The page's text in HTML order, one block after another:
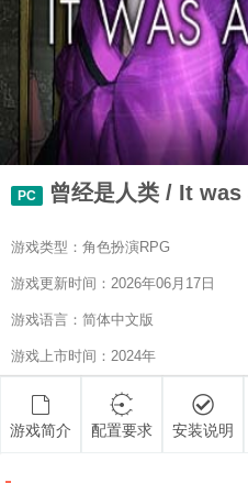
PC 曾经是人类 / It
游戏类型：角色扮演RPG
游戏更新时间：2026年06月17日
游戏语言：简体中文版
游戏上市时间：2024年
游戏简介 配置要求 安装说明